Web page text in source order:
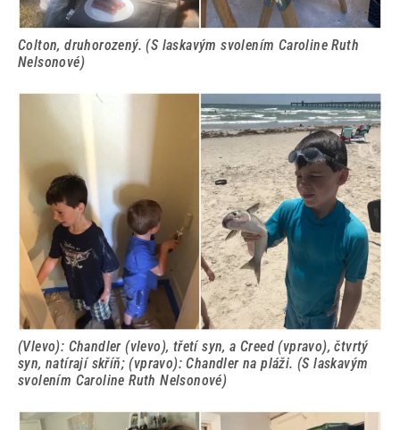
Colton, druhorozený. (S laskavým svolením Caroline Ruth
Nelsonové)
(Vlevo): Chandler (vlevo), třetí syn, a Creed (vpravo), čtvrtý
syn, natírají skříň; (vpravo): Chandler na pláži. (S laskavým
svolením Caroline Ruth Nelsonové)